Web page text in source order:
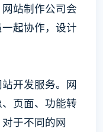
站制作公司会
起协作，设计
开发服务。网
页面、功能转
于不同的网